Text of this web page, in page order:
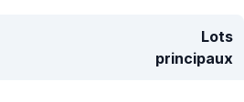
Lots
principaux